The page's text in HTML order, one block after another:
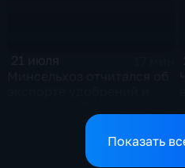
аграриев топливом
Показать